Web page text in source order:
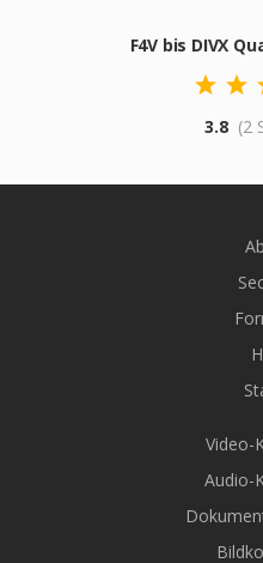
F4V bis DIVX
3.8 (2
Video-
Audio-